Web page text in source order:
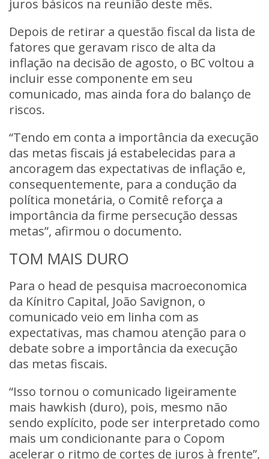
juros básicos na reunião deste mês.
Depois de retirar a questão fiscal da lista de
fatores que geravam risco de alta da
inflação na decisão de agosto, o BC voltou a
incluir esse componente em seu
comunicado, mas ainda fora do balanço de
riscos.
“Tendo em conta a importância da execução
das metas fiscais já estabelecidas para a
ancoragem das expectativas de inflação e,
consequentemente, para a condução da
política monetária, o Comitê reforça a
importância da firme persecução dessas
metas”, afirmou o documento.
TOM MAIS DURO
Para o head de pesquisa macroeconomica
da Kínitro Capital, João Savignon, o
comunicado veio em linha com as
expectativas, mas chamou atenção para o
debate sobre a importância da execução
das metas fiscais.
“Isso tornou o comunicado ligeiramente
mais hawkish (duro), pois, mesmo não
sendo explícito, pode ser interpretado como
mais um condicionante para o Copom
acelerar o ritmo de cortes de juros à frente”,